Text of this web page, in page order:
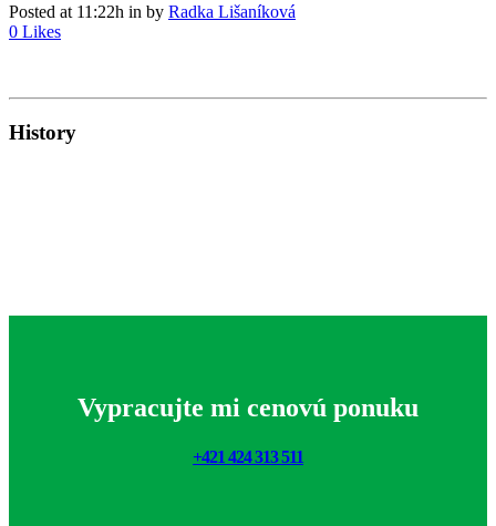
Posted at 11:22h in by Radka Lišaníková
0 Likes
History
Vypracujte mi cenovú ponuku
+421 424 313 511